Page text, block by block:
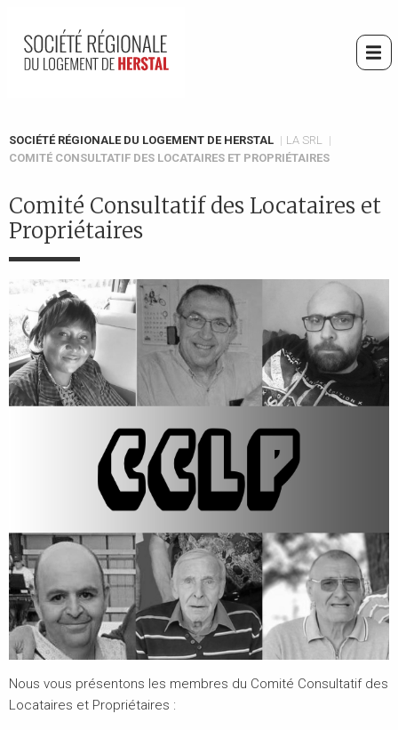
contenu
principal
You
are
SOCIÉTÉ RÉGIONALE DU LOGEMENT DE HERSTAL
LA SRL
COMITÉ CONSULTATIF DES LOCATAIRES ET PROPRIÉTAIRES
Comité Consultatif des Locataires et
Propriétaires
Nous vous présentons les membres du Comité Consultatif des
Locataires et Propriétaires :